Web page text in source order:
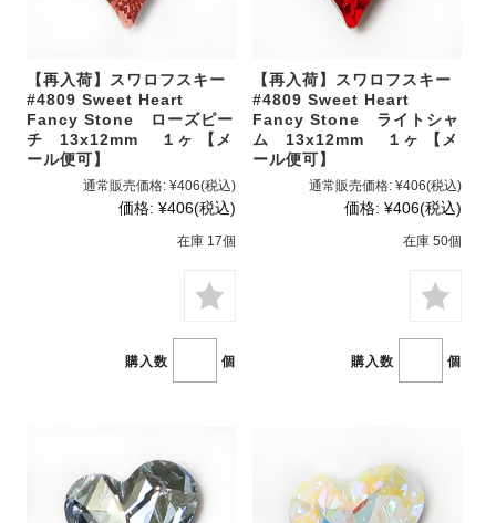
【再入荷】スワロフスキー
#4809 Sweet Heart
Fancy Stone ローズピー
チ 13x12mm １ヶ 【メ
ール便可】
通常販売価格: ¥406(税込)
価格: ¥406(税込)
在庫 17個
購入数 個
【再入荷】スワロフスキー
#4809 Sweet Heart
Fancy Stone ライトシャ
ム 13x12mm １ヶ 【メ
ール便可】
通常販売価格: ¥406(税込)
価格: ¥406(税込)
在庫 50個
購入数 個